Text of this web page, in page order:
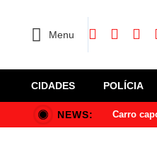
Menu
CIDADES POLÍCIA
NEWS: Carro